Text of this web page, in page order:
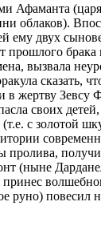
Афаманта
облаков).
ему двух
прошлого
вызвала
сказать,
жертву Зевсу
своих
с золотой
пролива,
(ныне
руно) повесил